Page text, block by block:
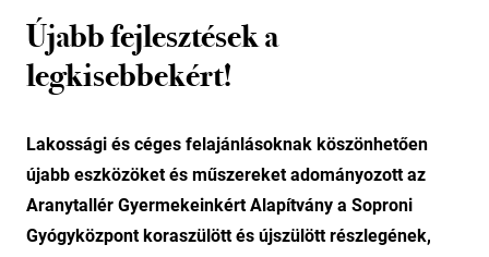
Újabb fejlesztések a
legkisebbekért!
Lakossági és céges felajánlásoknak köszönhetően
újabb eszközöket és műszereket adományozott az
Aranytallér Gyermekeinkért Alapítvány a Soproni
Gyógyközpont koraszülött és újszülött részlegének,